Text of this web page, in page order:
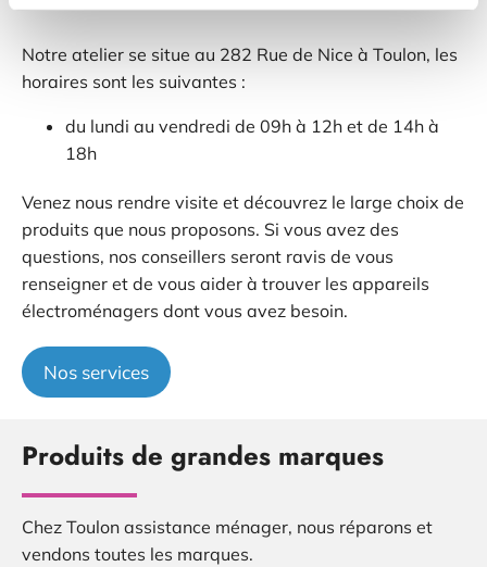
Notre atelier se situe au 282 Rue de Nice à Toulon, les
horaires sont les suivantes :
du lundi au vendredi de 09h à 12h et de 14h à
18h
Venez nous rendre visite et découvrez le large choix de
produits que nous proposons. Si vous avez des
questions, nos conseillers seront ravis de vous
renseigner et de vous aider à trouver les appareils
électroménagers dont vous avez besoin.
Nos services
Produits de grandes marques
Chez Toulon assistance ménager, nous réparons et
vendons toutes les marques.